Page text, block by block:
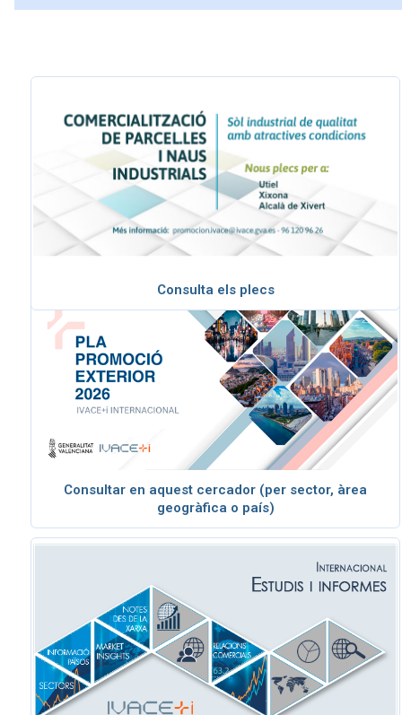
Consulta els plecs
Consultar en aquest cercador (per sector, àrea
geogràfica o país)